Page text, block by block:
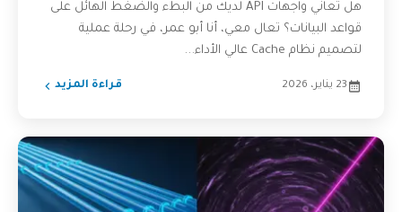
هل تعاني واجهات API لديك من البطء والضغط الهائل على
قواعد البيانات؟ تعال معي، أنا أبو عمر، في رحلة عملية
لتصميم نظام Cache عالي الأداء...
23 يناير، 2026 قراءة المزيد